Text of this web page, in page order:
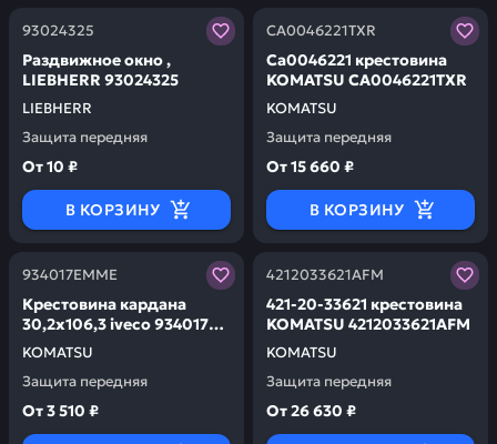
93024325
LIEBHERR
Раздвижное окно ,
LIEBHERR 93024325
Защита передняя
Заказывая запчасти у нас, вы получаете гарантию
От10 ₽
В КОРЗИНУ
CA0046221TXR
KOMATSU
Ca0046221 крестовина
KOMATSU CA0046221TXR
Защита передняя
Заказывая запчасти у
От15 660 ₽
В КОРЗИНУ
934017EMME
KOMATSU
Крестовина кардана
30,2х106,3 iveco 934017
KOMATSU 934017EMME
Защита передняя
Заказывая запчасти у нас, вы получаете гарантию
От3 510 ₽
4212033621AFM
KOMATSU
421-20-33621 крестовина
KOMATSU 4212033621AFM
Защита передняя
Заказывая запчасти у
От26 630 ₽